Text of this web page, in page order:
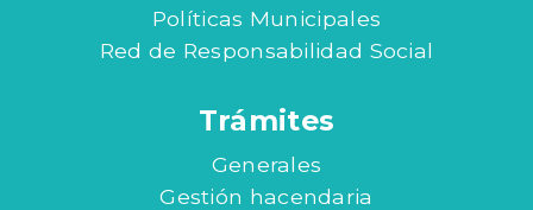
Políticas Municipales
Red de Responsabilidad Social
Trámites
Generales
Gestión hacendaria